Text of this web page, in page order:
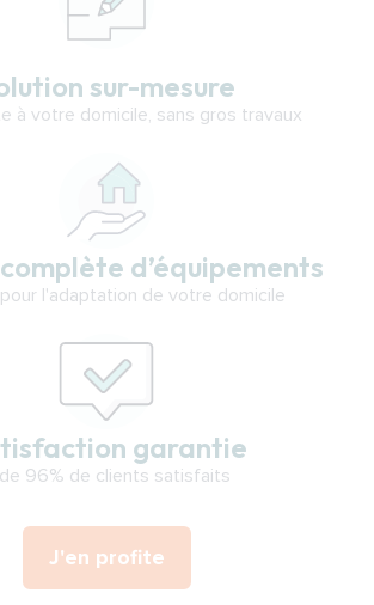
sur-mesure
à votre domicile, sans gros travaux
d’équipements
l'adaptation de votre domicile
garantie
96% de clients satisfaits
J'en profite